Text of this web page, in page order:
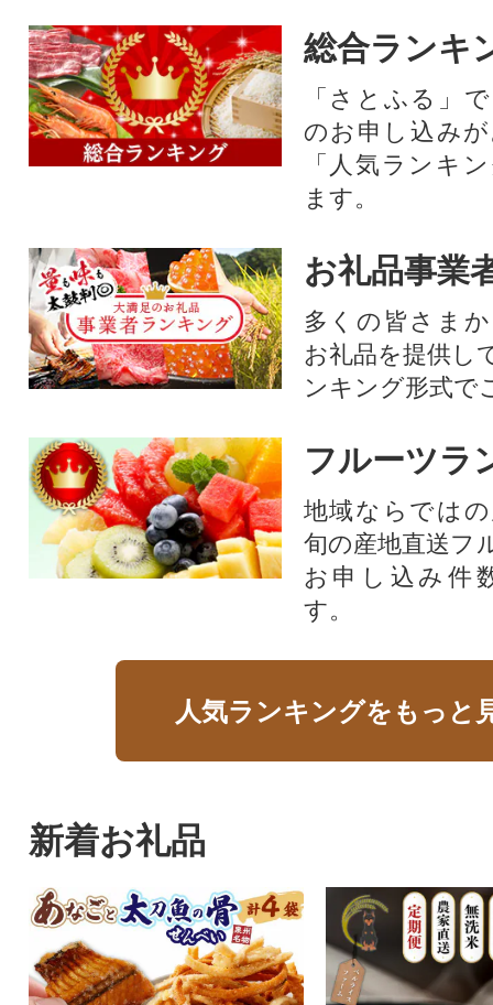
総合ランキ
「さとふる」
のお申し込み
「人気ランキ
ます。
お礼品事業
多くの皆さま
お礼品を提供し
ンキング形式で
フルーツラ
地域ならでは
旬の産地直送フ
お申し込み件
す。
人気ランキングをもっと
新着お礼品